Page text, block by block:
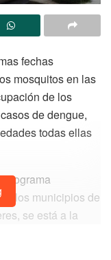
fechas
mosquitos en las
de los
de dengue,
todas ellas
los municipios de
se está a la